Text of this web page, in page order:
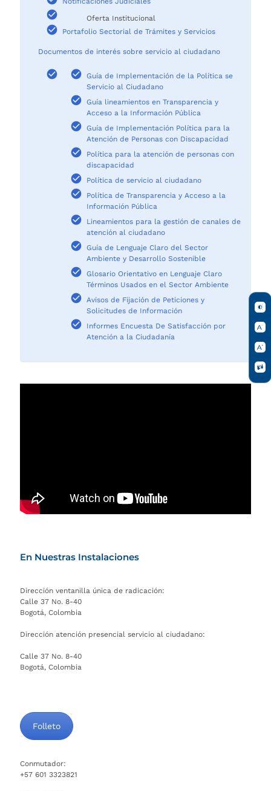
Oferta Institucional
Portafolio Sectorial de Trámites y Servicios
Documentos de interés sobre servicio al ciudadano
Guía de Implementación de la Política se
Servicio al Ciudadano
Guía lineamientos en Transparencia y
Acceso a la Información Pública
Guía de Implementación Política para la
Atención de Personas con Discapacidad
Política para la atención de personas con
discapacidad
Política de servicio al ciudadano
Política de Transparencia y Acceso a la
Información Pública
Lineamientos para la gestión de canales de
atención al ciudadano
Guía de Lenguaje Claro del Sector
Ambiente y Desarrollo Sostenible
Glosario Orientativo en Lenguaje Claro
Términos Usados en el Sector Ambiente
Avisos de Fijación de Peticiones y
Solicitudes de Información
Informes Encuesta De Satisfacción por
Atención a la Ciudadanía
En Nuestras Instalaciones
Dirección ventanilla única de radicación:
Calle 37 No. 8-40
Bogotá, Colombia
Dirección atención presencial servicio al ciudadano:
Calle 37 No. 8-40
Bogotá, Colombia
Folleto
Conmutador:
+57 601 3323821